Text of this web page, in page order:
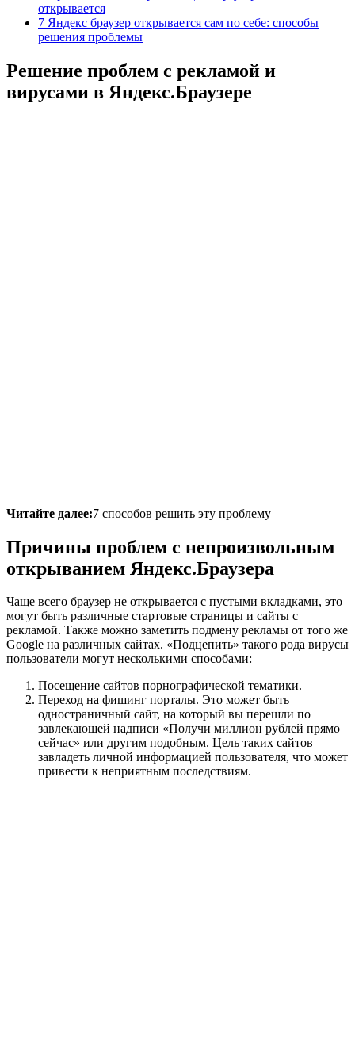
открывается
7 Яндекс браузер открывается сам по себе: способы
решения проблемы
Решение проблем с рекламой и
вирусами в Яндекс.Браузере
Читайте далее:7 способов решить эту проблему
Причины проблем с непроизвольным
открыванием Яндекс.Браузера
Чаще всего браузер не открывается с пустыми вкладками, это
могут быть различные стартовые страницы и сайты с
рекламой. Также можно заметить подмену рекламы от того же
Google на различных сайтах. «Подцепить» такого рода вирусы
пользователи могут несколькими способами:
Посещение сайтов порнографической тематики.
Переход на фишинг порталы. Это может быть
одностраничный сайт, на который вы перешли по
завлекающей надписи «Получи миллион рублей прямо
сейчас» или другим подобным. Цель таких сайтов –
завладеть личной информацией пользователя, что может
привести к неприятным последствиям.